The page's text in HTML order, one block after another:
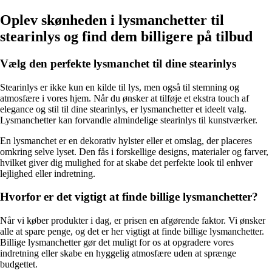
Oplev skønheden i lysmanchetter til
stearinlys og find dem billigere på tilbud
Vælg den perfekte lysmanchet til dine stearinlys
Stearinlys er ikke kun en kilde til lys, men også til stemning og
atmosfære i vores hjem. Når du ønsker at tilføje et ekstra touch af
elegance og stil til dine stearinlys, er lysmanchetter et ideelt valg.
Lysmanchetter kan forvandle almindelige stearinlys til kunstværker.
En lysmanchet er en dekorativ hylster eller et omslag, der placeres
omkring selve lyset. Den fås i forskellige designs, materialer og farver,
hvilket giver dig mulighed for at skabe det perfekte look til enhver
lejlighed eller indretning.
Hvorfor er det vigtigt at finde billige lysmanchetter?
Når vi køber produkter i dag, er prisen en afgørende faktor. Vi ønsker
alle at spare penge, og det er her vigtigt at finde billige lysmanchetter.
Billige lysmanchetter gør det muligt for os at opgradere vores
indretning eller skabe en hyggelig atmosfære uden at sprænge
budgettet.